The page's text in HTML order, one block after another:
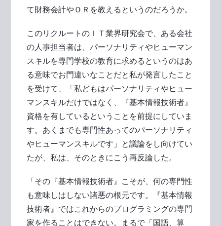
て財務会計やＯＲを教えるというのだろうか。
このリクルートのＩＴ業界研究会で、ある会社
の人事担当者は、パーソナリティやヒューマン
スキルを専門学校の教育に求めるというのはあ
る意味でお門違いなことだと私が発言したこと
を受けて、「私どもはパーソナリティやヒュー
マンスキルだけではなく、『基本情報技術者』
資格を有しているということを前提にしていま
す。あくまでも専門性あってのパーソナリティ
やヒューマンスキルです」と議論をし向けてい
たが、私は、そのときにこう再反論した。
「その『基本情報技術者』こそが、何の専門性
も意味しはしない諸悪の根元です。『基本情報
技術者』ではこれからのプログラミングの専門
家を作ることはできない。まるで「国語、算